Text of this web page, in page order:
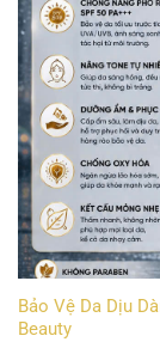
Bảo Vệ Da Dịu
Beauty